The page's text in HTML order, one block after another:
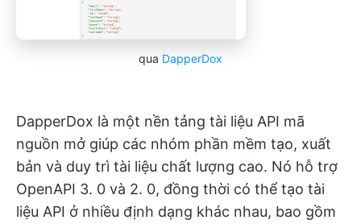
qua DapperDox
DapperDox là một nền tảng tài liệu API mã
nguồn mở giúp các nhóm phần mềm tạo, xuất
bản và duy trì tài liệu chất lượng cao. Nó hỗ trợ
OpenAPI 3. 0 và 2. 0, đồng thời có thể tạo tài
liệu API ở nhiều định dạng khác nhau, bao gồm